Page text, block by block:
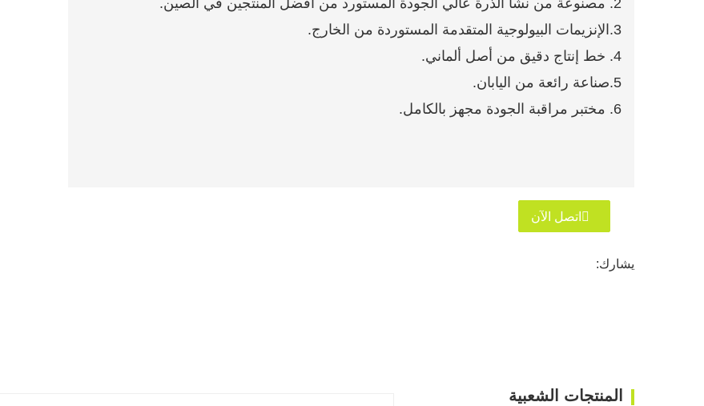
2. مصنوعة من نشا الذرة عالي الجودة المستورد من أفضل المنتجين في الصين.
3.الإنزيمات البيولوجية المتقدمة المستوردة من الخارج.
4. خط إنتاج دقيق من أصل ألماني.
5.صناعة رائعة من اليابان.
6. مختبر مراقبة الجودة مجهز بالكامل.
اتصل الآن
يشارك:
المنتجات الشعبية